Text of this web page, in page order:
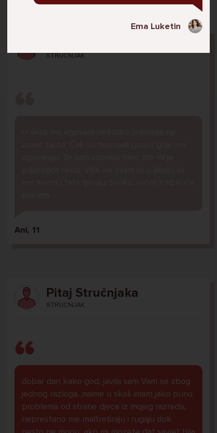
STRUCNJAK
Ani, 11
Pitaj Stručnjaka
STRUCNJAK
dobar dan kako god, javila sam Vam se zbog
jednog razloga...naime u skoli imam jako puno
problema od strane djece iz mojeg razreda,
neprestano me maltretiraju i rugaju dok
Ema Luketin